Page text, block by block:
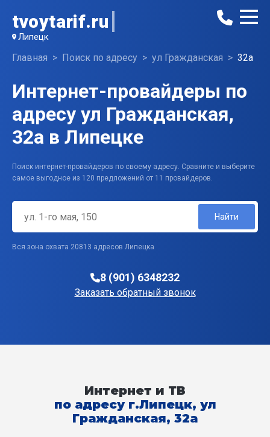
tvoytarif.ru
Липецк
Главная Поиск по адресу ул Гражданская 32а
Интернет-провайдеры по
адресу ул Гражданская,
32а в Липецке
Поиск интернет-провайдеров по своему адресу. Сравните и выберите
самое выгодное из 120 предложений от 11 провайдеров.
Найти
Вся зона охвата 20813 адресов Липецка
8 (901) 6348232
Заказать обратный звонок
Интернет и ТВ
по адресу г.Липецк, ул
Гражданская, 32а